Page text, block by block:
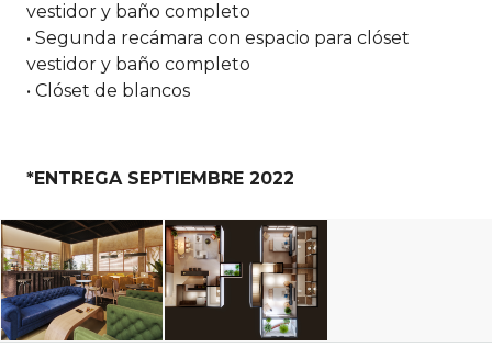
vestidor y baño completo
• Segunda recámara con espacio para clóset
vestidor y baño completo
• Clóset de blancos
*ENTREGA SEPTIEMBRE 2022